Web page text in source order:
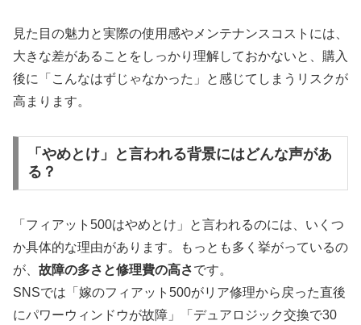
見た目の魅力と実際の使用感やメンテナンスコストには、
大きな差があることをしっかり理解しておかないと、購入
後に「こんなはずじゃなかった」と感じてしまうリスクが
高まります。
「やめとけ」と言われる背景にはどんな声があ
る？
「フィアット500はやめとけ」と言われるのには、いくつ
か具体的な理由があります。もっとも多く挙がっているの
が、 故障の多さと修理費の高さです。
SNSでは「嫁のフィアット500がリア修理から戻った直後
にパワーウィンドウが故障」「デュアロジック交換で30